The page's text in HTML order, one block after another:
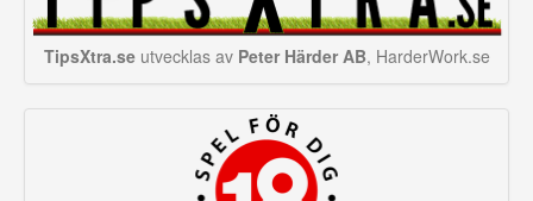
TipsXtra.seutvecklas av Peter Härder AB, HarderWork.se